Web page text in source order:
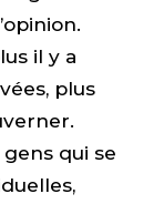
il y a
plus
qui se